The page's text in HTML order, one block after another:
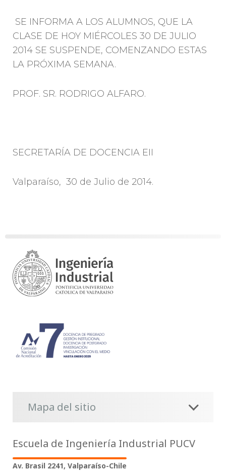
SE INFORMA A LOS ALUMNOS, QUE LA
CLASE DE HOY MIÉRCOLES 30 DE JULIO
2014 SE SUSPENDE, COMENZANDO ESTAS
LA PRÓXIMA SEMANA.
PROF. SR. RODRIGO ALFARO.
SECRETARÍA DE DOCENCIA EII
Valparaíso, 30 de Julio de 2014.
Mapa del sitio
Escuela de Ingeniería Industrial PUCV
Av. Brasil 2241, Valparaíso-Chile